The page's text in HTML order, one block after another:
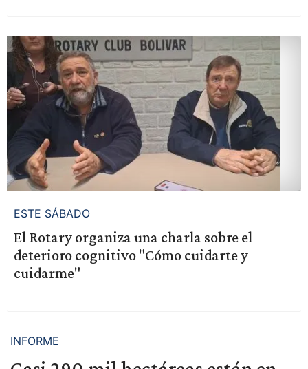
ESTE SÁBADO
El Rotary organiza una charla sobre el
deterioro cognitivo "Cómo cuidarte y
cuidarme"
INFORME